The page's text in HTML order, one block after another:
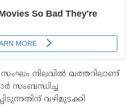
സംഘം നിലവിൽ ഖത്തറിലാണ്
സംബന്ധിച്ച
വഴിമുടക്കി